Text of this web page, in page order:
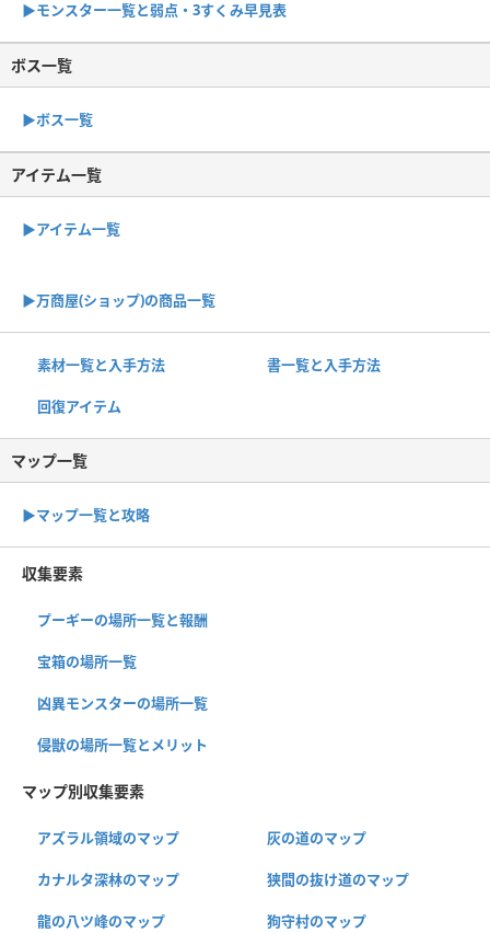
▶︎モンスター一覧と弱点・3すくみ早見表
ボス一覧
▶︎ボス一覧
アイテム一覧
▶アイテム一覧
▶︎万商屋(ショップ)の商品一覧
素材一覧と入手方法 書一覧と入手方法
回復アイテム
マップ一覧
▶︎マップ一覧と攻略
収集要素
プーギーの場所一覧と報酬
宝箱の場所一覧
凶異モンスターの場所一覧
侵獣の場所一覧とメリット
マップ別収集要素
アズラル領域のマップ 灰の道のマップ
カナルタ深林のマップ 狭間の抜け道のマップ
龍の八ツ峰のマップ 狗守村のマップ